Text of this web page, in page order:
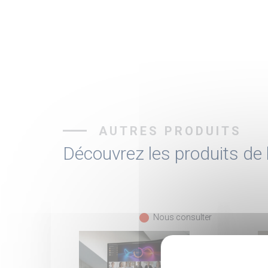
AUTRES PRODUITS
Découvrez les produits de
fiber_manual_record Nous consulter